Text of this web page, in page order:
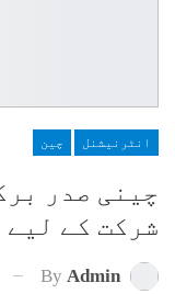
انٹرنیشنل چین
چینی صدر
شرکت کے
By Admin